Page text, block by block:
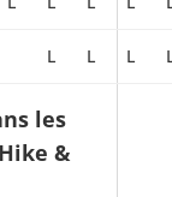
L L L
les
&